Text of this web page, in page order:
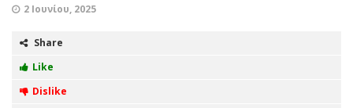
2 Ιουνίου, 2025
Share
Like
Dislike